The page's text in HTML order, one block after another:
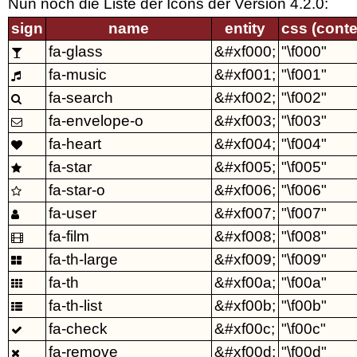
Nun noch die Liste der Icons der Version 4.2.0:
sign
name entity css
 fa-glass &#xf000; "\f000"
 fa-music &#xf001; "\f001"
 fa-search &#xf002; "\f002"
 fa-envelope-o &#xf003; "\f003"
 fa-heart &#xf004; "\f004"
 fa-star &#xf005; "\f005"
 fa-star-o &#xf006; "\f006"
 fa-user &#xf007; "\f007"
 fa-film &#xf008; "\f008"
 fa-th-large &#xf009; "\f009"
 fa-th &#xf00a; "\f00a"
 fa-th-list &#xf00b; "\f00b"
 fa-check &#xf00c; "\f00c"
 fa-remove &#xf00d; "\f00d"